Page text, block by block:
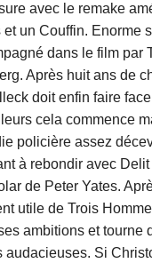
avec le remake
et un Couffin. Enorme
dans le film par
Après huit ans de
doit enfin faire face
cela commence
policière assez
à rebondir avec Delit
de Peter Yates.
utile de Trois
ambitions et tourne
audacieuses. Si